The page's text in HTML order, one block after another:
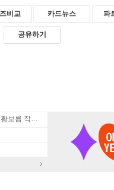
비교 카드뉴스 파
공유하기
뮤지컬 〈휴남동 서점〉X 황보름 작가 북토크